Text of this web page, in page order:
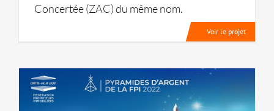
Concertée (ZAC) du même nom.
Voir le projet